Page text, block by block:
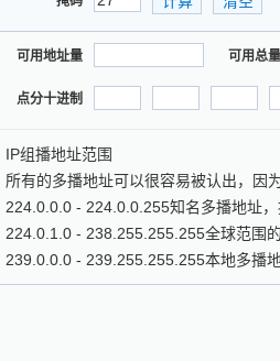
可用地址量 可用总量
点分十进制
IP组播地址范围
所有的多播地址可以很容易被认出，因
224.0.0.0 - 224.0.0.255知名多播地址
224.0.1.0 - 238.255.255.255全球范围
239.0.0.0 - 239.255.255.255本地多播